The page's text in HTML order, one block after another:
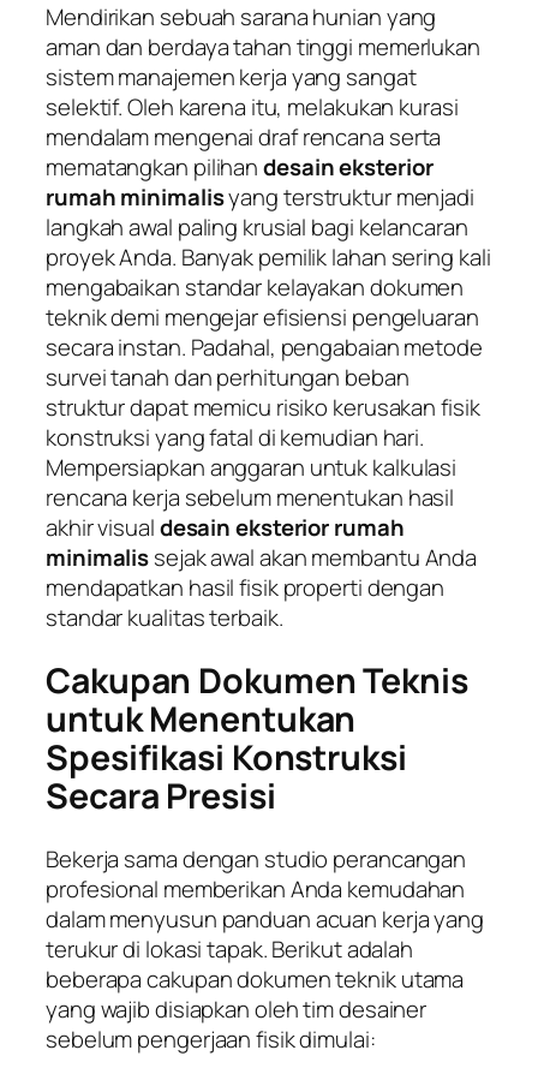
Mendirikan sebuah sarana hunian yang
aman dan berdaya tahan tinggi memerlukan
sistem manajemen kerja yang sangat
selektif. Oleh karena itu, melakukan kurasi
mendalam mengenai draf rencana serta
mematangkan pilihandesain eksterior
rumah minimalisyang terstruktur menjadi
langkah awal paling krusial bagi kelancaran
proyek Anda. Banyak pemilik lahan sering kali
mengabaikan standar kelayakan dokumen
teknik demi mengejar efisiensi pengeluaran
secara instan. Padahal, pengabaian metode
survei tanah dan perhitungan beban
struktur dapat memicu risiko kerusakan fisik
konstruksi yang fatal di kemudian hari.
Mempersiapkan anggaran untuk kalkulasi
rencana kerja sebelum menentukan hasil
akhir visualdesain eksterior rumah
minimalissejak awal akan membantu Anda
mendapatkan hasil fisik properti dengan
standar kualitas terbaik.
Cakupan Dokumen Teknis
untuk Menentukan
Spesifikasi Konstruksi
Secara Presisi
Bekerja sama dengan studio perancangan
profesional memberikan Anda kemudahan
dalam menyusun panduan acuan kerja yang
terukur di lokasi tapak. Berikut adalah
beberapa cakupan dokumen teknik utama
yang wajib disiapkan oleh tim desainer
sebelum pengerjaan fisik dimulai: